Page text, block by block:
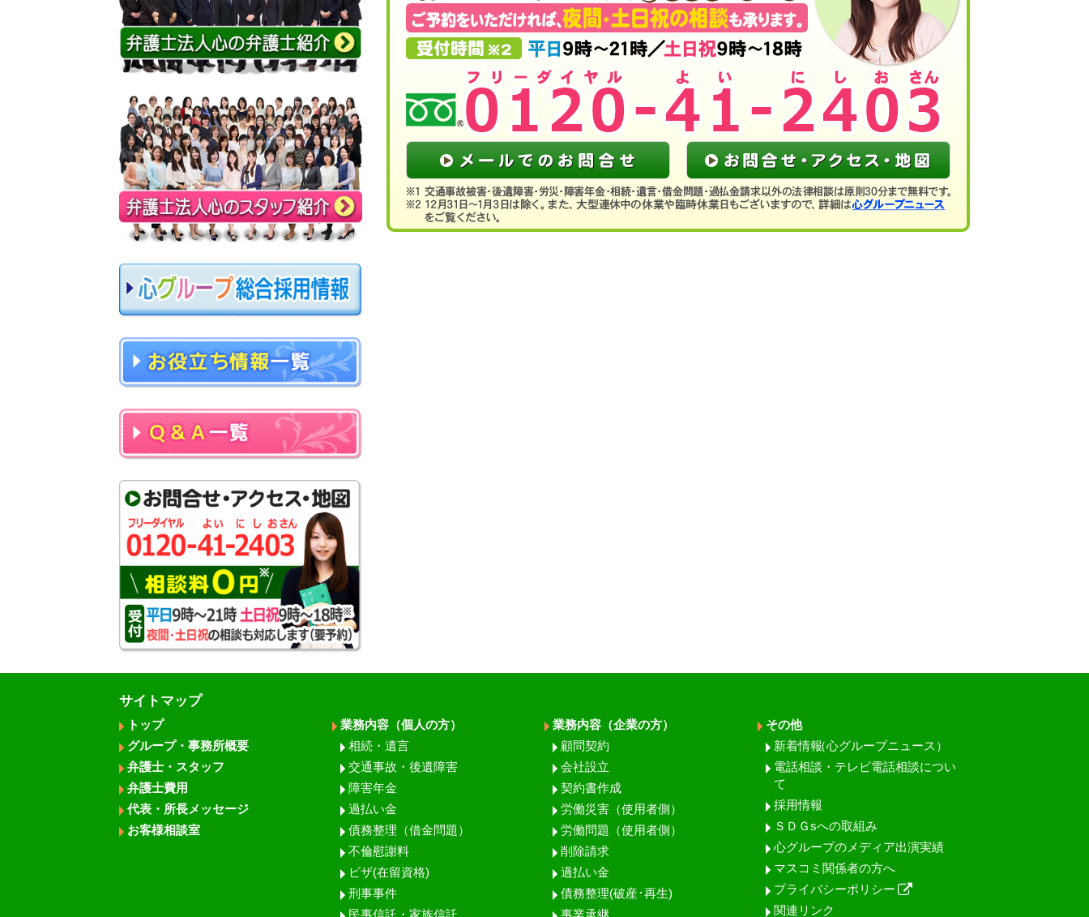
サイトマップ
トップ
グループ・事務所概要
弁護士・スタッフ
弁護士費用
代表・所長メッセージ
お客様相談室
業務内容（個人の方）
相続・遺言
交通事故・後遺障害
障害年金
過払い金
債務整理（借金問題）
不倫慰謝料
ビザ(在留資格)
刑事事件
民事信託・家族信託
業務内容（企業の方）
顧問契約
会社設立
契約書作成
労働災害（使用者側）
労働問題（使用者側）
削除請求
過払い金
債務整理(破産･再生)
事業承継
その他
新着情報（心グループニュース）
電話相談・テレビ電話相談につい
て
採用情報
ＳＤＧsへの取組み
心グループのメディア出演実績
マスコミ関係者の方へ
プライバシーポリシー
関連リンク